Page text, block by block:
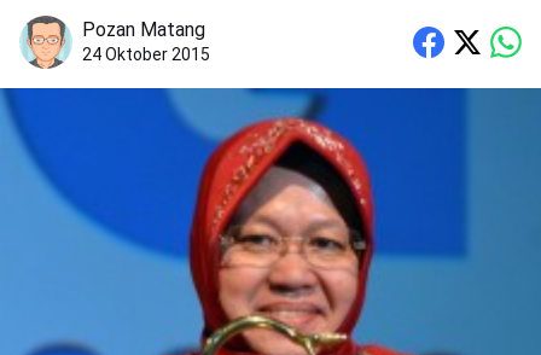
Pozan Matang
24 Oktober 2015